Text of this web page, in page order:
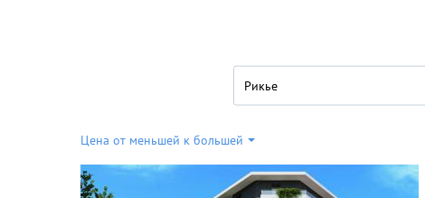
Рикье
Цена от меньшей к большей